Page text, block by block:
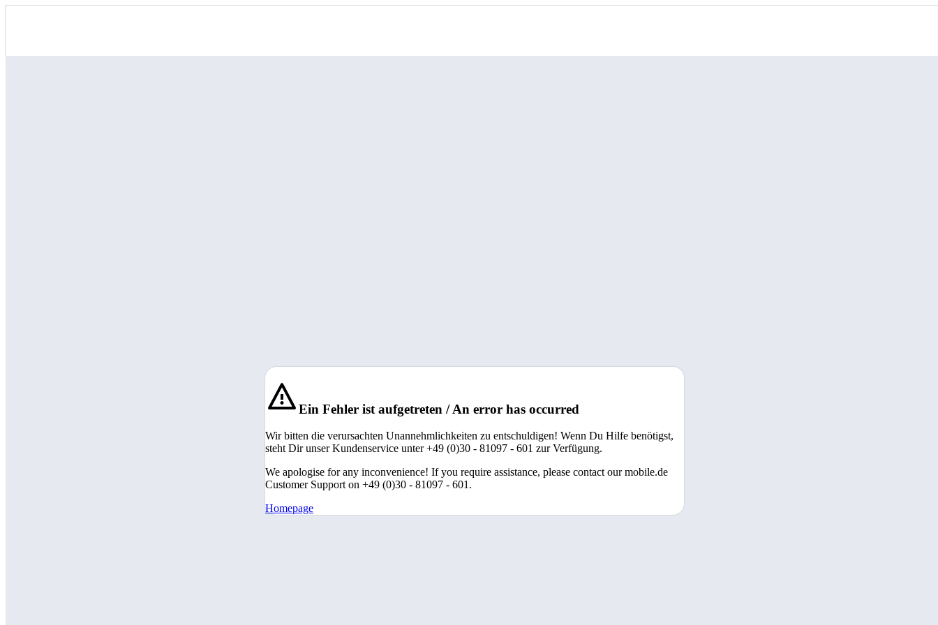
Ein Fehler ist aufgetreten / An error has occurred
Wir bitten die verursachten Unannehmlichkeiten zu entschuldigen! Wenn Du Hilfe benötigst,
steht Dir unser Kundenservice unter +49 (0)30 - 81097 - 601 zur Verfügung.
We apologise for any inconvenience! If you require assistance, please contact our mobile.de
Customer Support on +49 (0)30 - 81097 - 601.
Homepage